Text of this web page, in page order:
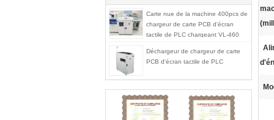
Carte nue de la machine 400pcs de
chargeur de carte PCB d'écran
tactile de PLC chargeant VL-460
Déchargeur de chargeur de carte
PCB d'écran tactile de PLC